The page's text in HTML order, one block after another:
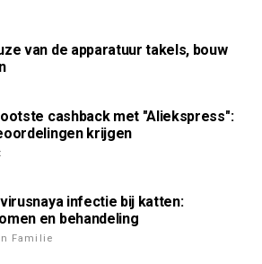
van de apparatuur takels, bouw
cashback met "Aliekspress":
krijgen
infectie bij katten:
en behandeling
Familie